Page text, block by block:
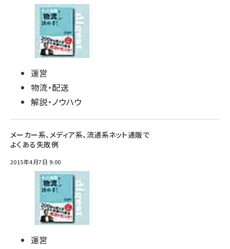
運営
物流・配送
解説・ノウハウ
メーカー系、メディア系、流通系ネット通販で
よくある失敗例
2015年4月7日 9:00
運営